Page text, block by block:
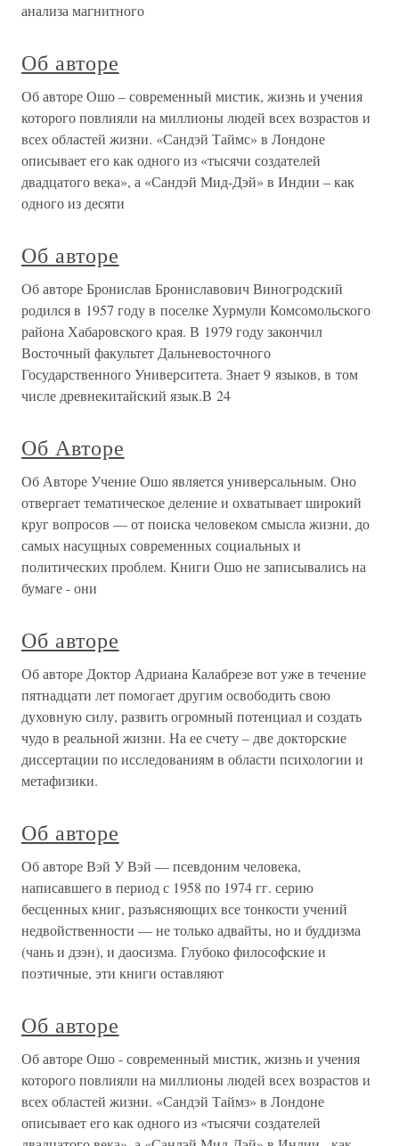
анализа магнитного
Об авторе
Об авторе Ошо – современный мистик, жизнь и учения
которого повлияли на миллионы людей всех возрастов и
всех областей жизни. «Сандэй Таймс» в Лондоне
описывает его как одного из «тысячи создателей
двадцатого века», а «Сандэй Мид-Дэй» в Индии – как
одного из десяти
Об авторе
Об авторе Бронислав Брониславович Виногродский
родился в 1957 году в поселке Хурмули Комсомольского
района Хабаровского края. В 1979 году закончил
Восточный факультет Дальневосточного
Государственного Университета. Знает 9 языков, в том
числе древнекитайский язык.В 24
Об Авторе
Об Авторе Учение Ошо является универсальным. Оно
отвергает тематическое деление и охватывает широкий
круг вопросов — от поиска человеком смысла жизни, до
самых насущных современных социальных и
политических проблем. Книги Ошо не записывались на
бумаге - они
Об авторе
Об авторе Доктор Адриана Калабрезе вот уже в течение
пятнадцати лет помогает другим освободить свою
духовную силу, развить огромный потенциал и создать
чудо в реальной жизни. На ее счету – две докторские
диссертации по исследованиям в области психологии и
метафизики.
Об авторе
Об авторе Вэй У Вэй — псевдоним человека,
написавшего в период с 1958 по 1974 гг. серию
бесценных книг, разъясняющих все тонкости учений
недвойственности — не только адвайты, но и буддизма
(чань и дзэн), и даосизма. Глубоко философские и
поэтичные, эти книги оставляют
Об авторе
Об авторе Ошо - современный мистик, жизнь и учения
которого повлияли на миллионы людей всех возрастов и
всех областей жизни. «Сандэй Таймз» в Лондоне
описывает его как одного из «тысячи создателей